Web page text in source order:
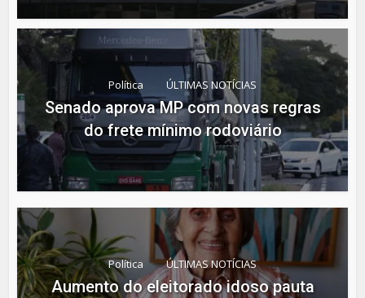
Política ÚLTIMAS NOTÍCIAS
Senado aprova MP com novas regras
do frete mínimo rodoviário
Política ÚLTIMAS NOTÍCIAS
Aumento do eleitorado idoso pauta